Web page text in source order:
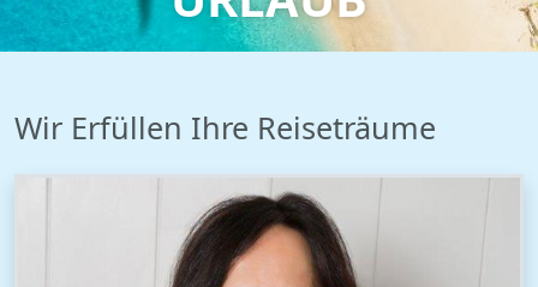
Wir Erfüllen Ihre Reiseträume